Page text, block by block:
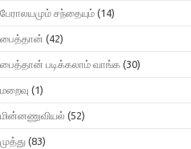
பேராலயமும் சந்தையும் (14)
பைத்தான் (42)
பைத்தான் படிக்கலாம் வாங்க (30)
மறைவு (1)
மின்னணுவியல் (52)
முத்து (83)